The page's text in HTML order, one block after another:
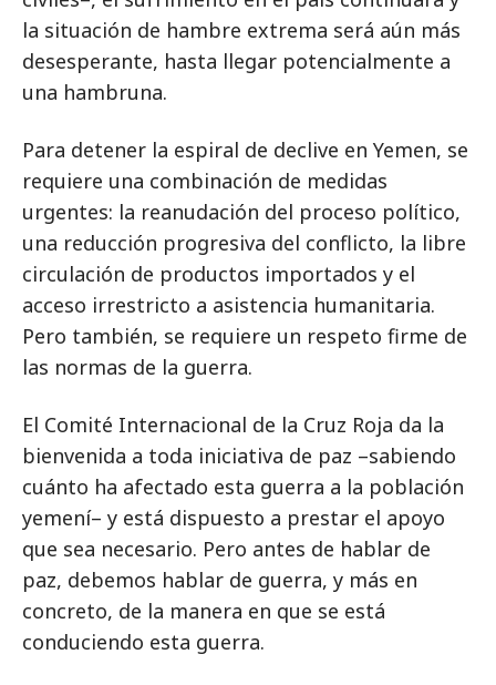
la situación de hambre extrema será aún más
desesperante, hasta llegar potencialmente a
una hambruna.
Para detener la espiral de declive en Yemen, se
requiere una combinación de medidas
urgentes: la reanudación del proceso político,
una reducción progresiva del conflicto, la libre
circulación de productos importados y el
acceso irrestricto a asistencia humanitaria.
Pero también, se requiere un respeto firme de
las normas de la guerra.
El Comité Internacional de la Cruz Roja da la
bienvenida a toda iniciativa de paz –sabiendo
cuánto ha afectado esta guerra a la población
yemení– y está dispuesto a prestar el apoyo
que sea necesario. Pero antes de hablar de
paz, debemos hablar de guerra, y más en
concreto, de la manera en que se está
conduciendo esta guerra.